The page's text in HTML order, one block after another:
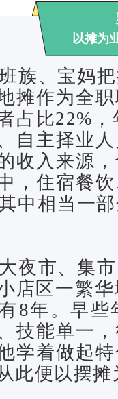
以摊为
族、宝妈
摊作为全
占比22%
自主择业
收入来源
，住宿餐
中相当一
夜市、集
店区一繁
8年。早
技能单一
学着做起
此便以摆摊